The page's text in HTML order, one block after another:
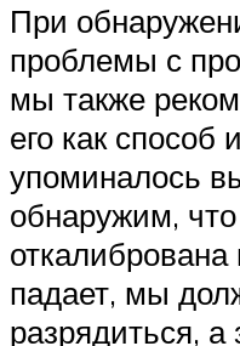
При
проблемы с
мы также
его как способ
упоминалось
обнаружим,
падает, мы
разрядиться,